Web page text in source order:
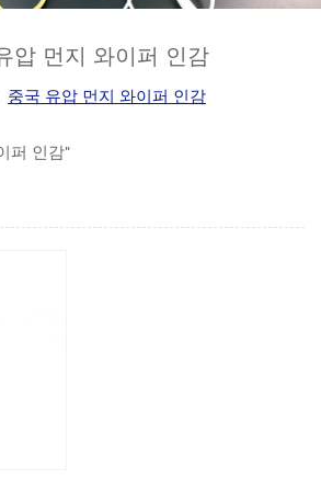
압 먼지 와이퍼 인감
중국 유압 먼지 와이퍼 인감
퍼 인감"